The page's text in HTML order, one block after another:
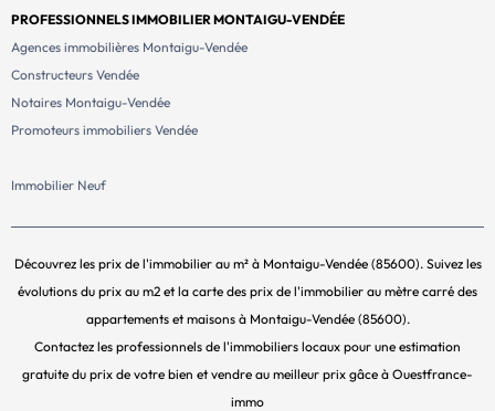
PROFESSIONNELS IMMOBILIER MONTAIGU-VENDÉE
Agences immobilières Montaigu-Vendée
Constructeurs Vendée
Notaires Montaigu-Vendée
Promoteurs immobiliers Vendée
Immobilier Neuf
Découvrez les prix de l'immobilier au m² à Montaigu-Vendée (85600). Suivez les
évolutions du prix au m2 et la carte des prix de l'immobilier au mètre carré des
appartements et maisons à Montaigu-Vendée (85600).
Contactez les professionnels de l'immobiliers locaux pour une estimation
gratuite du prix de votre bien et vendre au meilleur prix gâce à Ouestfrance-
immo